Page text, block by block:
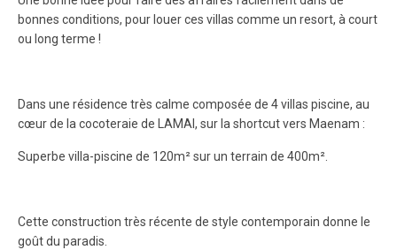
bonnes conditions, pour louer ces villas comme un resort, à court
ou long terme !
Dans une résidence très calme composée de 4 villas piscine, au
cœur de la cocoteraie de LAMAI, sur la shortcut vers Maenam :
Superbe villa-piscine de 120m² sur un terrain de 400m².
Cette construction très récente de style contemporain donne le
goût du paradis.